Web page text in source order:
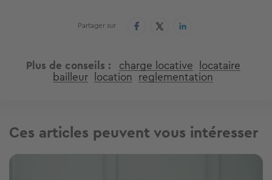
Partager sur
Plus de conseils charge locative locataire
bailleur location reglementation
Ces articles peuvent vous intéresser
Image